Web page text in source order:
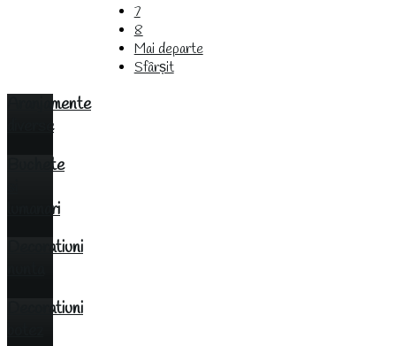
7
8
Mai departe
Sfârșit
Aranjamente
diverse
Buchete
lumanari
Decoratiuni
Decoratiuni